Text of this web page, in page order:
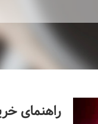
راهنمای